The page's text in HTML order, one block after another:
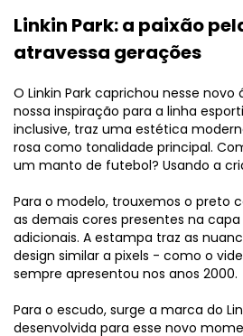
Linkin Park: a paixão
atravessa gerações
O Linkin Park caprichou nesse
nossa inspiração para a linha
inclusive, traz uma estética
rosa como tonalidade principal.
um manto de futebol? Usando a
Para o modelo, trouxemos o preto
as demais cores presentes na
adicionais. A estampa traz as
design similar a pixels - como o
sempre apresentou nos anos 2000.
Para o escudo, surge a marca do
desenvolvida para esse novo